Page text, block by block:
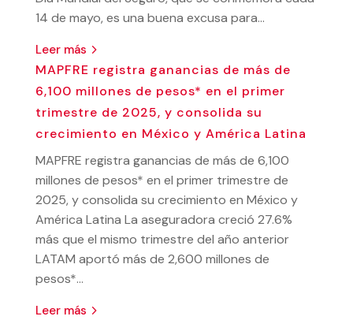
14 de mayo, es una buena excusa para...
leer más
MAPFRE registra ganancias de más de
6,100 millones de pesos* en el primer
trimestre de 2025, y consolida su
crecimiento en México y América Latina
MAPFRE registra ganancias de más de 6,100
millones de pesos* en el primer trimestre de
2025, y consolida su crecimiento en México y
América Latina La aseguradora creció 27.6%
más que el mismo trimestre del año anterior
LATAM aportó más de 2,600 millones de
pesos*...
leer más